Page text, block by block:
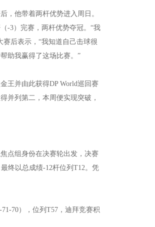
，他带着两杆优势进入周日。
-3）完赛，两杆优势夺冠。“我
后表示，“我知道自己击球很
助我赢得了这场比赛。”
王并由此获得DP World巡回赛
并列第二，本周便实现突破，
点组身份在决赛轮出发，决赛
终以总成绩-12杆位列T12。凭
70），位列T57，迪拜竞赛积